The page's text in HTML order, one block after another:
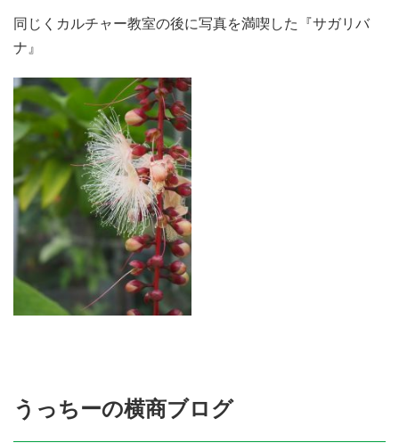
同じくカルチャー教室の後に写真を満喫した『サガリバ
ナ』
うっちーの横商ブログ